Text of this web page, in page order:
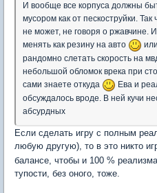
И вообще все корпуса должны
мусором как от пескоструйки.
не может, не говоря о
менять как резину на авто
рандомно слетать скорость на
небольшой обломок врека при
сами знаете откуда
Ева и
обсуждалось вроде. В ней кучи
абсурдных
Если сделать игру с полным
любую другую), то в это никто
балансе, чтобы и 100 %
тупости, без оного, тоже.